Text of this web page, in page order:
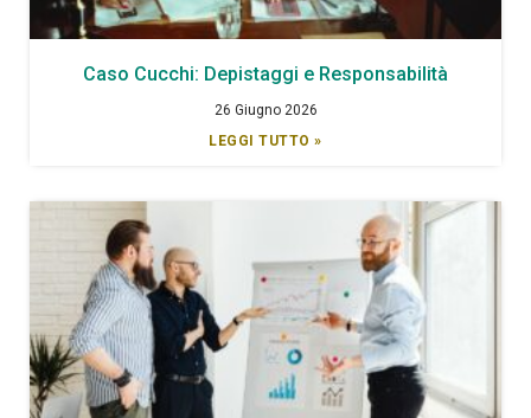
Caso Cucchi: Depistaggi e Responsabilità
26 Giugno 2026
LEGGI TUTTO »